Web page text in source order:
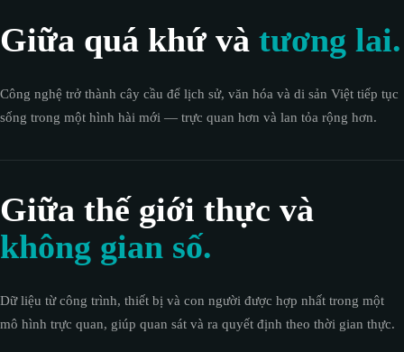
Giữa quá khứ và tương lai.
Công nghệ trở thành cây cầu để lịch sử, văn hóa và di sản Việt tiếp tục
sống trong một hình hài mới — trực quan hơn và lan tỏa rộng hơn.
Giữa thế giới thực và
không gian số.
Dữ liệu từ công trình, thiết bị và con người được hợp nhất trong một
mô hình trực quan, giúp quan sát và ra quyết định theo thời gian thực.